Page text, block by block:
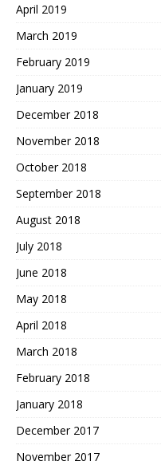
April 2019
March 2019
February 2019
January 2019
December 2018
November 2018
October 2018
September 2018
August 2018
July 2018
June 2018
May 2018
April 2018
March 2018
February 2018
January 2018
December 2017
November 2017